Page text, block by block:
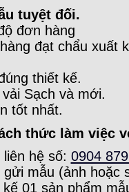
tuyệt đối.
đơn hàng
đạt chẩu xuất
thiết kế.
Sạch và mới.
tốt nhất.
thức làm việc
hệ số: 0904
gửi mẫu (ảnh hoặc
01 sản phẩm